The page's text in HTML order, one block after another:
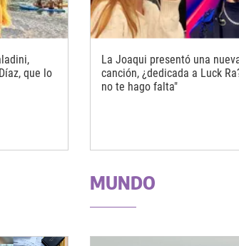
que lo
La Joaqui presentó una
canción, ¿dedicada a Luck
no te hago falta"
MUNDO